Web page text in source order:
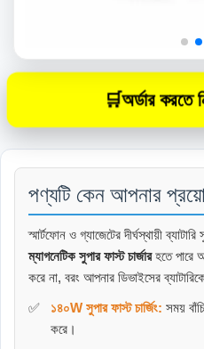
🛒অর্ডার করতে
পণ্যটি কেন আপনার
স্মার্টফোন ও গ্যাজেটের দীর্ঘস্থায়ী
ম্যাগনেটিক সুপার ফাস্ট চার্জারহতে পারে
করে না, বরং আপনার ডিভাইসের
১৪০W সুপার ফাস্ট চার্জিং: সময়
করে।